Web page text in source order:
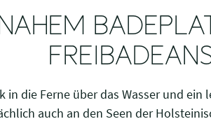
in die Ferne über das Wasser und
auch an den Seen der